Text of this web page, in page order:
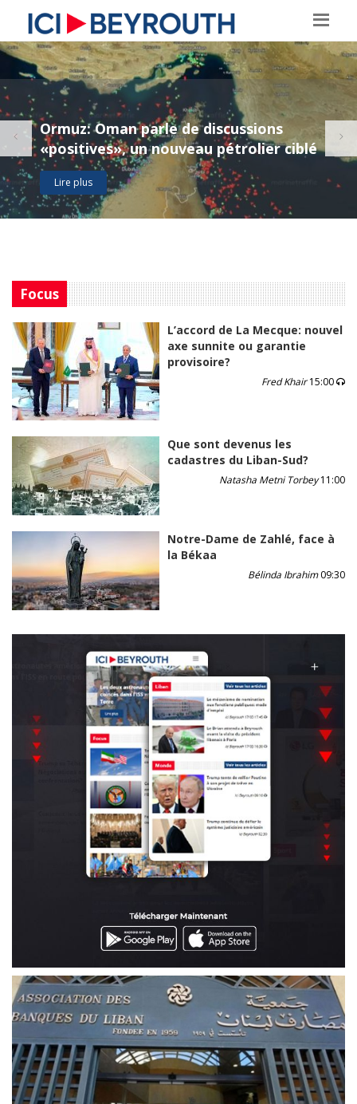
Ormuz: Oman parle de discussions
«positives», un nouveau pétrolier ciblé
Lire plus
Focus
L’accord de La Mecque: nouvel
axe sunnite ou garantie
provisoire?
Fred Khair15:00
Que sont devenus les
cadastres du Liban-Sud?
Natasha Metni Torbey11:00
Notre-Dame de Zahlé, face à
la Békaa
Bélinda Ibrahim09:30